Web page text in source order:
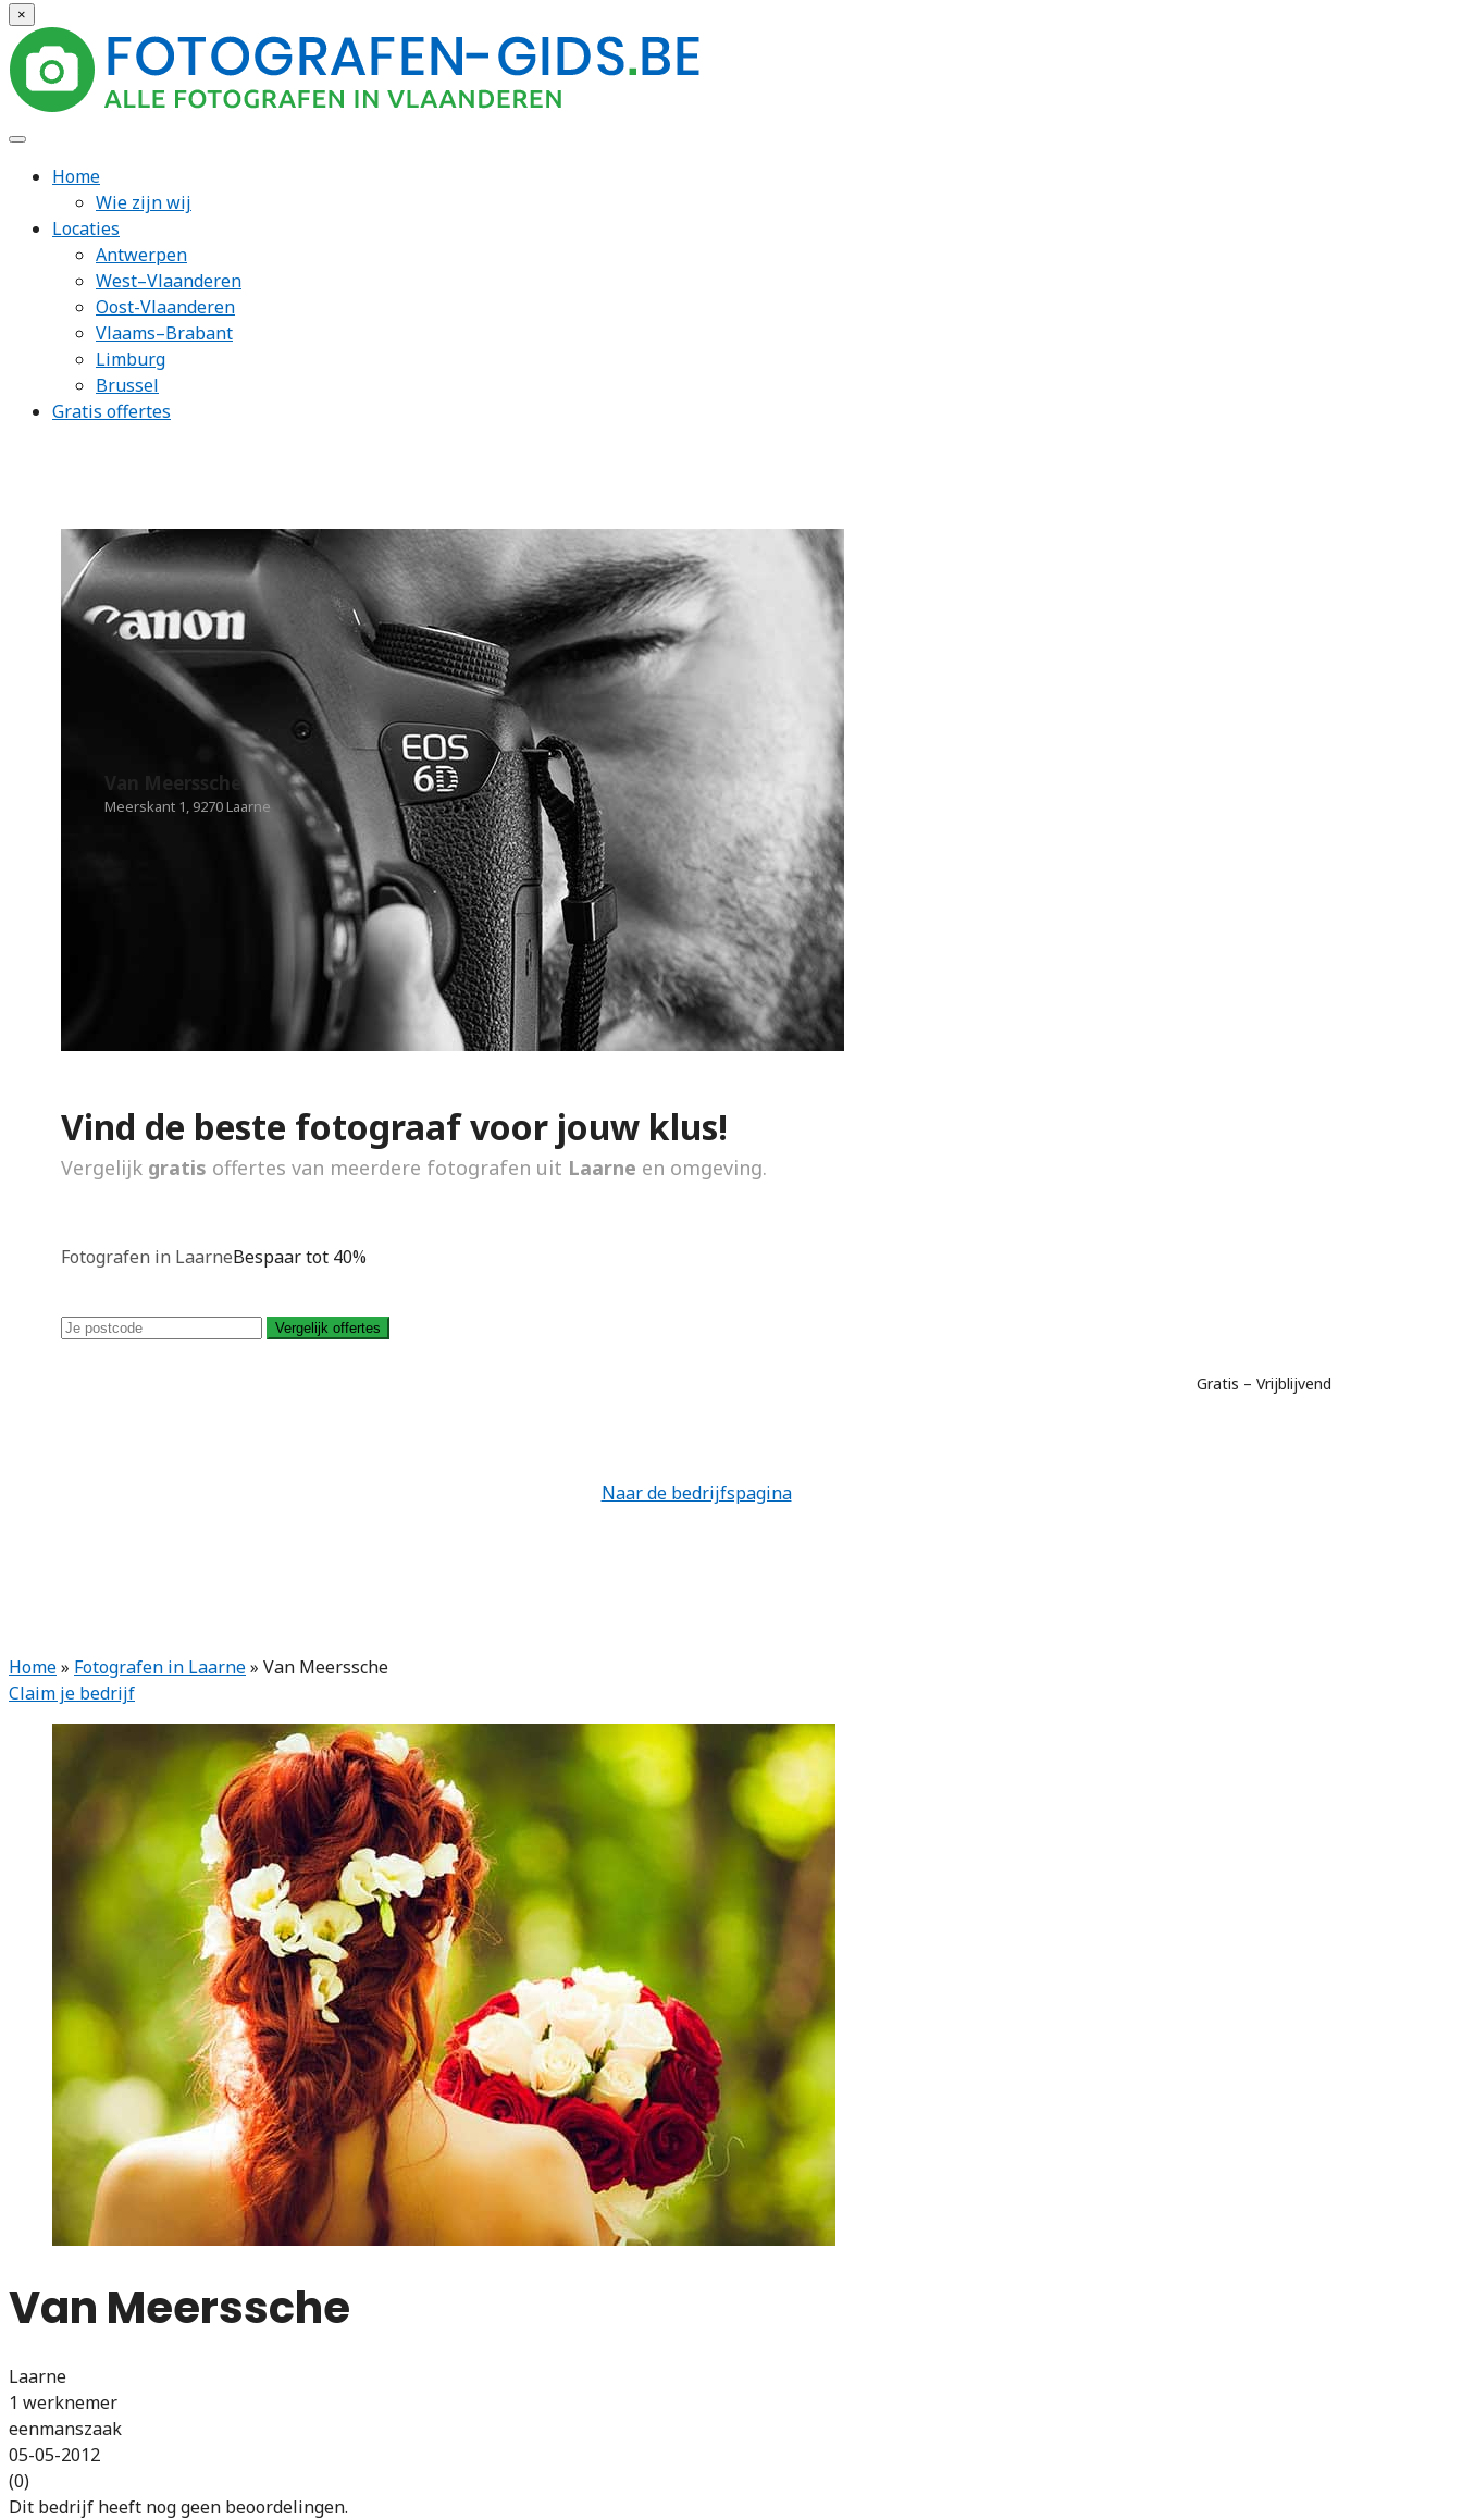
×
Home
Wie zijn wij
Locaties
Antwerpen
West–Vlaanderen
Oost-Vlaanderen
Vlaams–Brabant
Limburg
Brussel
Gratis offertes
Van Meerssche
Meerskant 1, 9270 Laarne
Vind de beste fotograaf voor jouw klus!
Vergelijk gratis offertes van meerdere fotografen uit Laarne en omgeving.
Fotografen in LaarneBespaar tot 40%
Vergelijk offertes
Gratis – Vrijblijvend
Naar de bedrijfspagina
Home» Fotografen in Laarne» Van Meerssche
Claim je bedrijf
Van Meerssche
Laarne
1 werknemer
eenmanszaak
05-05-2012
(0)
Dit bedrijf heeft nog geen beoordelingen.